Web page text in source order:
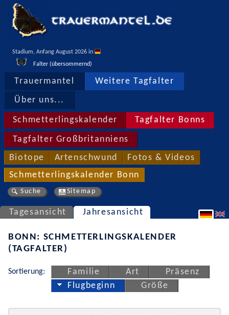
Stadium, Anfang August 2026 in
Falter (übersommernd)
Trauermantel Weitere Tagfalter
Über uns...
Schmetterlingskalender Tagfalter Bonns
Tagfalter Großbritanniens
Biotope Artenschwund Fotos & Videos
Schmetterlingskalender Bonn
Suche Sitemap
Tagesansicht Jahresansicht
BONN: SCHMETTERLINGSKALENDER
(TAGFALTER)
Sortierung: Familie Art
Präsenz
Flugbeginn
Größe